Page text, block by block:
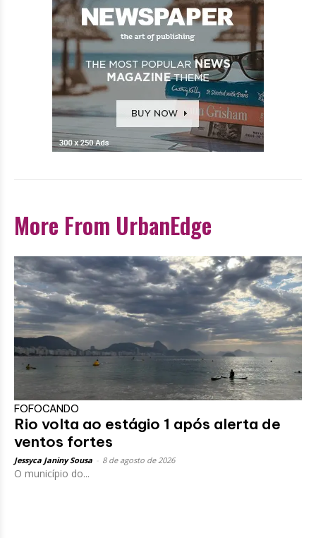
More From UrbanEdge
FOFOCANDO
Rio volta ao estágio 1 após alerta de
ventos fortes
Jessyca Janiny Sousa 8 de agosto de 2026
O município do...